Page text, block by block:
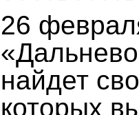
26
найдет
которых